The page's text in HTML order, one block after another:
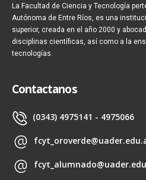
La Facultad de Ciencia y Tecnología
Autónoma de Entre Ríos, es una
superior, creada en el año 2000 y
disciplinas científicas, así como a la
tecnologías.
Contactanos
(0343) 4975141 - 4975066